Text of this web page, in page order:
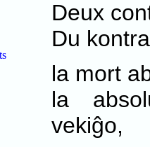
Deux
Du
la mort
la
vekiĝo,